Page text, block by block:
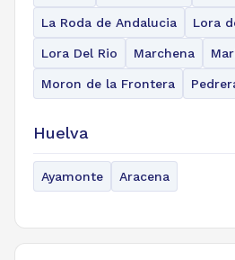
La Roda de Andalucia Lora
Lora Del Rio Marchena
Moron de la Frontera
Huelva
Ayamonte Aracena